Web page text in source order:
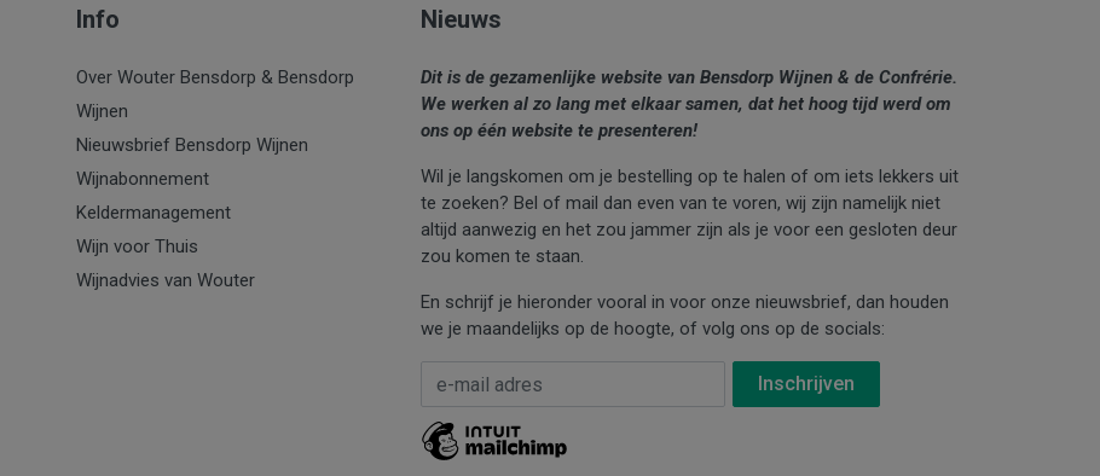
Info
Over Wouter Bensdorp & Bensdorp
Wijnen
Nieuwsbrief Bensdorp Wijnen
Wijnabonnement
Keldermanagement
Wijn voor Thuis
Wijnadvies van Wouter
Nieuws
Dit is de gezamenlijke website van Bensdorp Wijnen & de Confrérie.
We werken al zo lang met elkaar samen, dat het hoog tijd werd om
ons op één website te presenteren!
Wil je langskomen om je bestelling op te halen of om iets lekkers uit
te zoeken? Bel of mail dan even van te voren, wij zijn namelijk niet
altijd aanwezig en het zou jammer zijn als je voor een gesloten deur
zou komen te staan.
En schrijf je hieronder vooral in voor onze nieuwsbrief, dan houden
we je maandelijks op de hoogte, of volg ons op de socials:
E-mail Adres